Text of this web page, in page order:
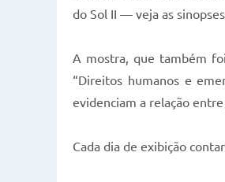
do Sol II — veja as
A mostra, que também
“Direitos humanos e
evidenciam a relação
Cada dia de exibição